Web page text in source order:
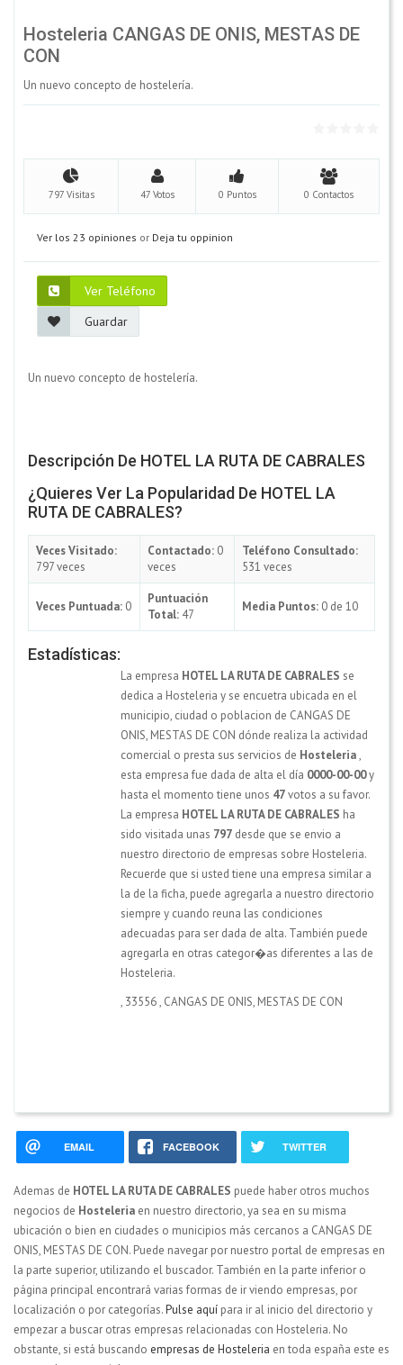
Hosteleria CANGAS DE ONIS, MESTAS DE
CON
Un nuevo concepto de hostelería.
797 Visitas 47 Votos 0 Puntos 0 Contactos
Ver los 23 opiniones or Deja tu oppinion
Ver Teléfono
Guardar
Un nuevo concepto de hostelería.
Descripción De HOTEL LA RUTA DE CABRALES
¿Quieres Ver La Popularidad De HOTEL LA
RUTA DE CABRALES?
Veces Visitado:
797 veces
Contactado: 0
veces
Teléfono Consultado:
531 veces
Veces Puntuada: 0
Puntuación
Total: 47
Media Puntos: 0 de 10
Estadísticas:
La empresa HOTEL LA RUTA DE CABRALES se
dedica a Hosteleria y se encuetra ubicada en el
municipio, ciudad o poblacion de CANGAS DE
ONIS, MESTAS DE CON dónde realiza la actividad
comercial o presta sus servicios de Hosteleria,
esta empresa fue dada de alta el día 0000-00-00y
hasta el momento tiene unos 47votos a su favor.
La empresa HOTEL LA RUTA DE CABRALES ha
sido visitada unas 797 desde que se envio a
nuestro directorio de empresas sobre Hosteleria.
Recuerde que si usted tiene una empresa similar a
la de la ficha, puede agregarla a nuestro directorio
siempre y cuando reuna las condiciones
adecuadas para ser dada de alta. También puede
agregarla en otras categor�as diferentes a las de
Hosteleria.
, 33556, CANGAS DE ONIS, MESTAS DE CON
EMAIL FACEBOOK TWITTER
Ademas de HOTEL LA RUTA DE CABRALES puede haber otros muchos
negocios de Hosteleria en nuestro directorio, ya sea en su misma
ubicación o bien en ciudades o municipios más cercanos a CANGAS DE
ONIS, MESTAS DE CON. Puede navegar por nuestro portal de empresas en
la parte superior, utilizando el buscador. También en la parte inferior o
página principal encontrará varias formas de ir viendo empresas, por
localización o por categorías.Pulse aquí para ir al inicio del directorio y
empezar a buscar otras empresas relacionadas con Hosteleria. No
obstante, si está buscando empresas de Hosteleria en toda españa este es